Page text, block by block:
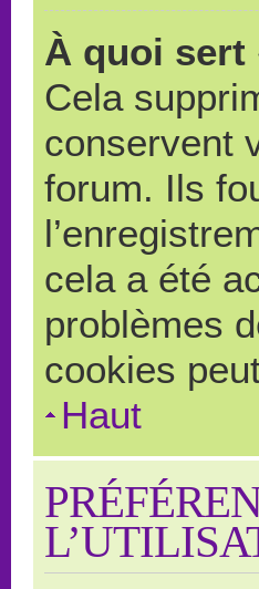
À quoi sert
Cela
conservent
forum. Ils
cela a été
problèmes
cookies
Haut